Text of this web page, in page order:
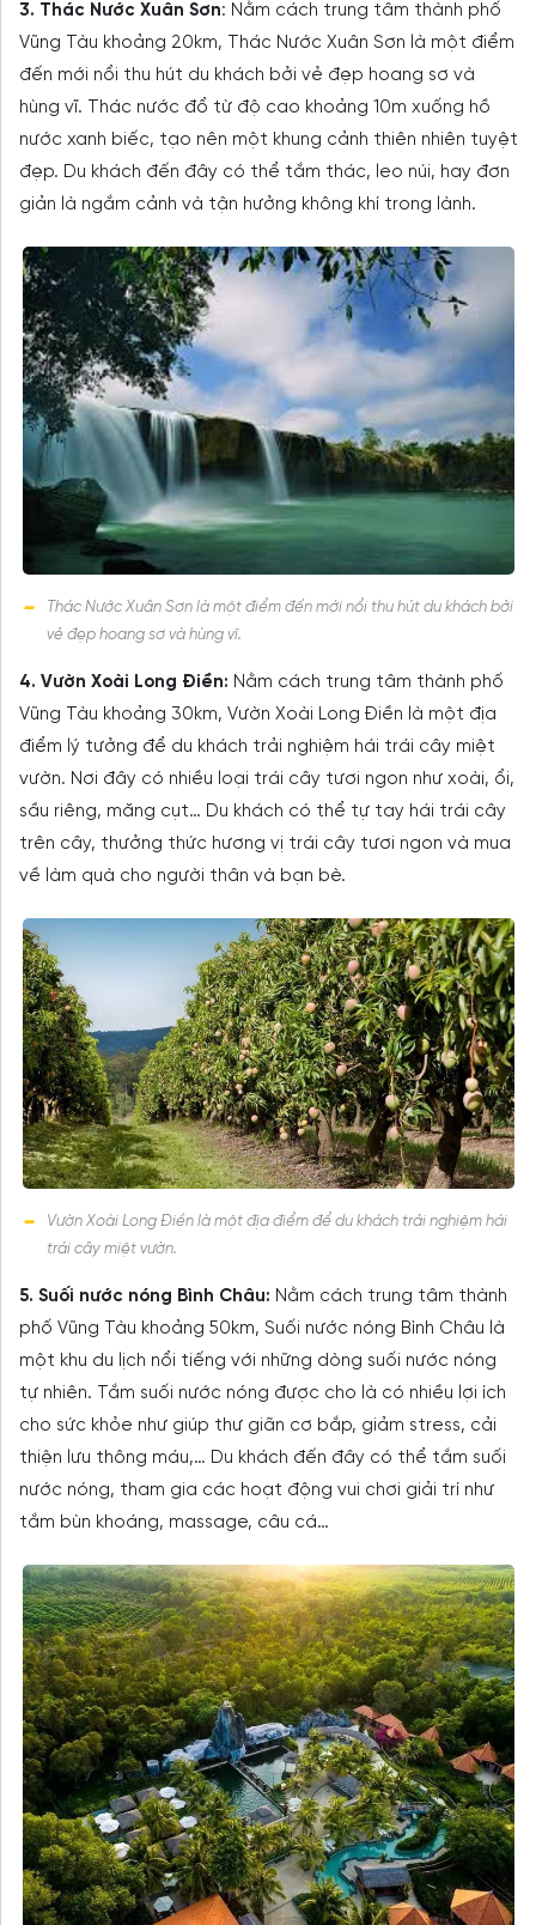
3. Thác Nước Xuân Sơn: Nằm cách trung tâm thành phố
Vũng Tàu khoảng 20km, Thác Nước Xuân Sơn là một điểm
đến mới nổi thu hút du khách bởi vẻ đẹp hoang sơ và
hùng vĩ. Thác nước đổ từ độ cao khoảng 10m xuống hồ
nước xanh biếc, tạo nên một khung cảnh thiên nhiên tuyệt
đẹp. Du khách đến đây có thể tắm thác, leo núi, hay đơn
giản là ngắm cảnh và tận hưởng không khí trong lành.
Thác Nước Xuân Sơn là một điểm đến mới nổi thu hút du khách bởi
vẻ đẹp hoang sơ và hùng vĩ.
4. Vườn Xoài Long Điền: Nằm cách trung tâm thành phố
Vũng Tàu khoảng 30km, Vườn Xoài Long Điền là một địa
điểm lý tưởng để du khách trải nghiệm hái trái cây miệt
vườn. Nơi đây có nhiều loại trái cây tươi ngon như xoài, ổi,
sầu riêng, măng cụt… Du khách có thể tự tay hái trái cây
trên cây, thưởng thức hương vị trái cây tươi ngon và mua
về làm quà cho người thân và bạn bè.
Vườn Xoài Long Điền là một địa điểm để du khách trải nghiệm hái
trái cây miệt vườn.
5. Suối nước nóng Bình Châu: Nằm cách trung tâm thành
phố Vũng Tàu khoảng 50km, Suối nước nóng Bình Châu là
một khu du lịch nổi tiếng với những dòng suối nước nóng
tự nhiên. Tắm suối nước nóng được cho là có nhiều lợi ích
cho sức khỏe như giúp thư giãn cơ bắp, giảm stress, cải
thiện lưu thông máu,… Du khách đến đây có thể tắm suối
nước nóng, tham gia các hoạt động vui chơi giải trí như
tắm bùn khoáng, massage, câu cá…